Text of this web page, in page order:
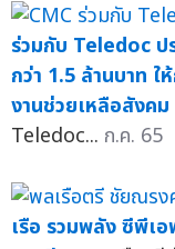
ร่วมกับ Teledoc ป
กว่า 1.5 ล้านบาท
งานช่วยเหลือสังค
Teledoc... ก.ค. 65
เรือ รวมพลัง ซีพีเ